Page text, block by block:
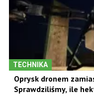
TECHNIKA
Oprysk dronem
Sprawdziliśmy, ile